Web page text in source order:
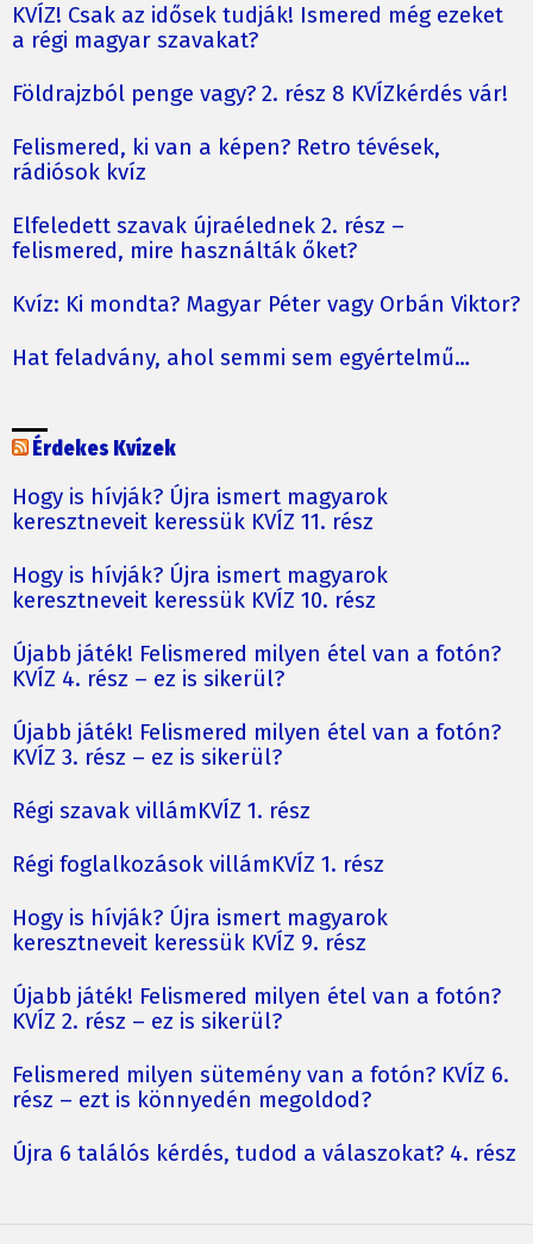
KVÍZ! Csak az idősek tudják! Ismered még ezeket
a régi magyar szavakat?
Földrajzból penge vagy? 2. rész 8 KVÍZkérdés vár!
Felismered, ki van a képen? Retro tévések,
rádiósok kvíz
Elfeledett szavak újraélednek 2. rész –
felismered, mire használták őket?
Kvíz: Ki mondta? Magyar Péter vagy Orbán Viktor?
Hat feladvány, ahol semmi sem egyértelmű…
Érdekes Kvízek
Hogy is hívják? Újra ismert magyarok
keresztneveit keressük KVÍZ 11. rész
Hogy is hívják? Újra ismert magyarok
keresztneveit keressük KVÍZ 10. rész
Újabb játék! Felismered milyen étel van a fotón?
KVÍZ 4. rész – ez is sikerül?
Újabb játék! Felismered milyen étel van a fotón?
KVÍZ 3. rész – ez is sikerül?
Régi szavak villámKVÍZ 1. rész
Régi foglalkozások villámKVÍZ 1. rész
Hogy is hívják? Újra ismert magyarok
keresztneveit keressük KVÍZ 9. rész
Újabb játék! Felismered milyen étel van a fotón?
KVÍZ 2. rész – ez is sikerül?
Felismered milyen sütemény van a fotón? KVÍZ 6.
rész – ezt is könnyedén megoldod?
Újra 6 találós kérdés, tudod a válaszokat? 4. rész